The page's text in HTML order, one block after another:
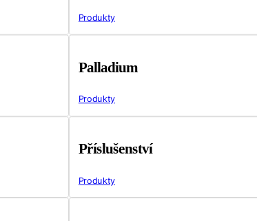
Produkty
Palladium
Produkty
Příslušenství
Produkty